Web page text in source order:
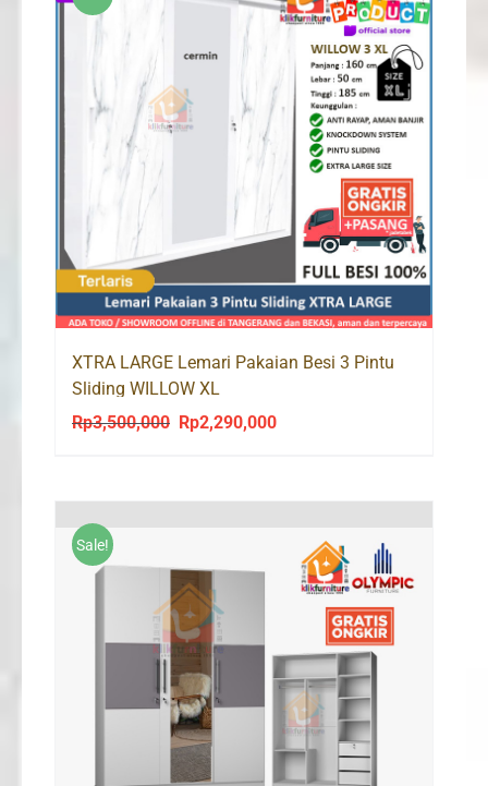
XTRA LARGE Lemari Pakaian Besi 3 Pintu
Sliding WILLOW XL
Rp3,500,000
Original
Rp2,290,000Current
Sale!